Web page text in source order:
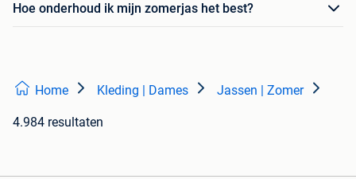
Hoe onderhoud ik mijn zomerjas het best?
Home Kleding | Dames Jassen | Zomer
4.984 resultaten